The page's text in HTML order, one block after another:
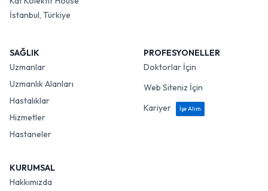
İstanbul, Türkiye
SAĞLIK
Uzmanlar
Uzmanlık Alanları
Hastalıklar
Hizmetler
Hastaneler
PROFESYONELLER
Doktorlar İçin
Web Siteniz İçin
Kariyer
İşe Alım
KURUMSAL
Hakkımızda